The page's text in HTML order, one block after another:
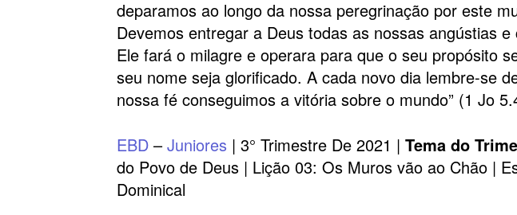
deparamos ao longo da nossa peregrinação por este
Devemos entregar a Deus todas as nossas angústias e
Ele fará o milagre e operara para que o seu propósito
seu nome seja glorificado. A cada novo dia lembre-se
nossa fé conseguimos a vitória sobre o mundo” (1 Jo
EBD –Juniores | 3° Trimestre De 2021 |Tema do
do Povo de Deus | Lição 03: Os Muros vão ao Chão |
Dominical